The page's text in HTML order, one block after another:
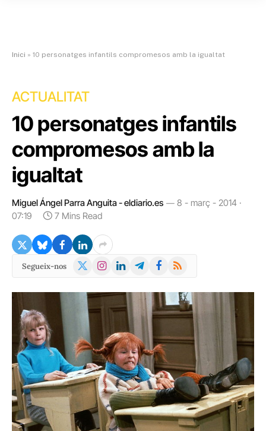
Inici » 10 personatges infantils compromesos amb la igualtat
ACTUALITAT
10 personatges infantils
compromesos amb la
igualtat
Miguel Ángel Parra Anguita - eldiario.es
8 - març - 2014 ·
07:19
7 Mins Read
Segueix-nos
X
Instagram
LinkedInTelegramFacebook
RSS